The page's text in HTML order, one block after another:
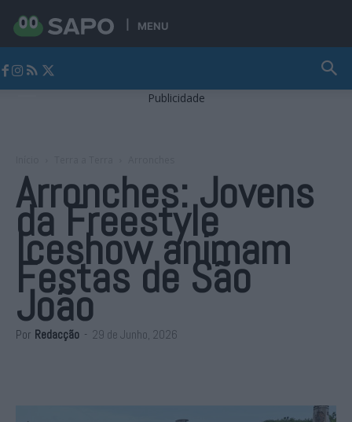
MENU
Publicidade
Arronches: Jovens
da Freestyle
Iceshow animam
Festas de São
João
Por Redacção - 29 de Junho, 2026